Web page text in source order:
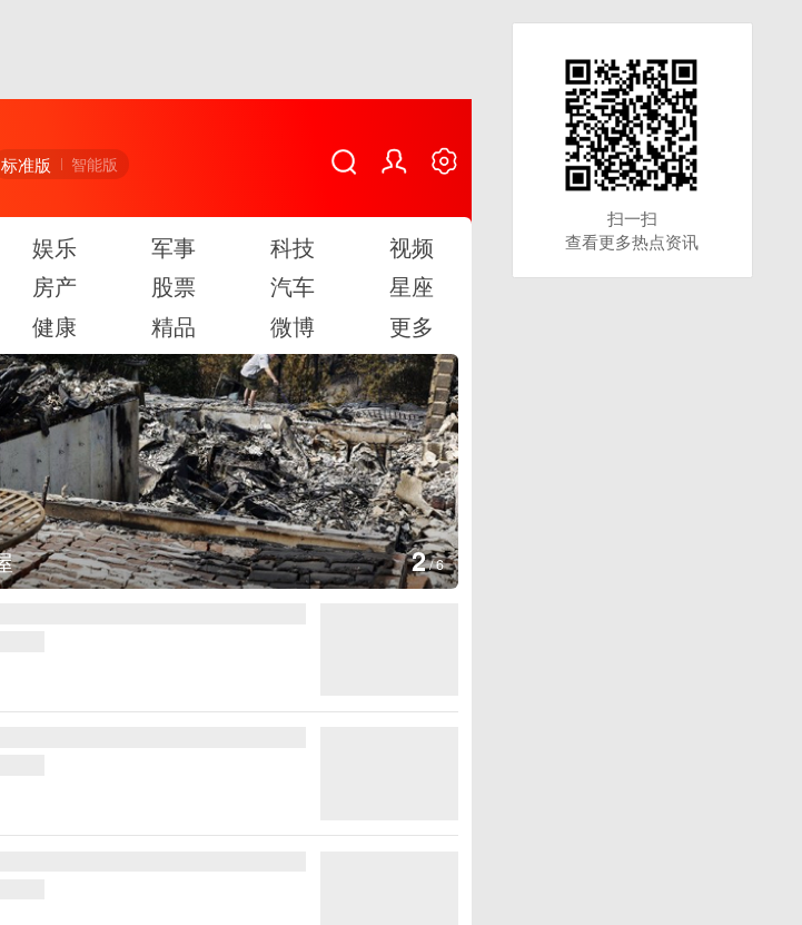
标准版 智能版
娱乐 军事 科技
视频
房产 股票 汽车
星座
健康 精品 微博 更多
图集
叙利亚：大马士革发生爆炸 3/6
扫一扫
查看更多热点资讯
扫一扫
查看更多热点资讯